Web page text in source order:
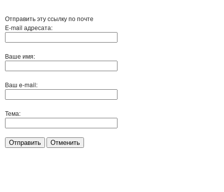
Отправить эту ссылку по почте
E-mail адресата:
Ваше имя:
Ваш e-mail:
Тема:
Отправить Отменить